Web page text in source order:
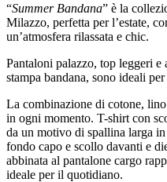
“Summer Bandana” è la
Milazzo, perfetta per l’estate,
un’atmosfera rilassata e chic.
Pantaloni palazzo, top leggeri
stampa bandana, sono ideali
La combinazione di cotone,
in ogni momento. T-shirt con
da un motivo di spallina larga
fondo capo e scollo davanti e
abbinata al pantalone cargo
ideale per il quotidiano.